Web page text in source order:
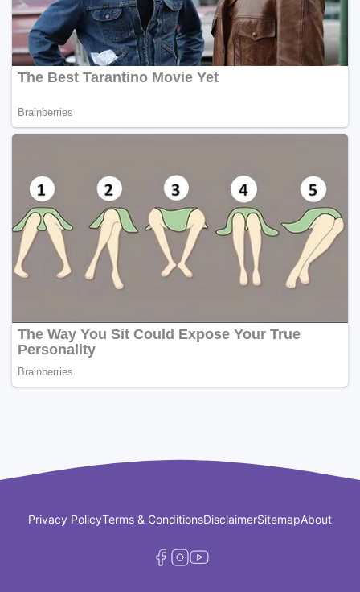
Privacy PolicyTerms & ConditionsDisclaimerSitemapAbout